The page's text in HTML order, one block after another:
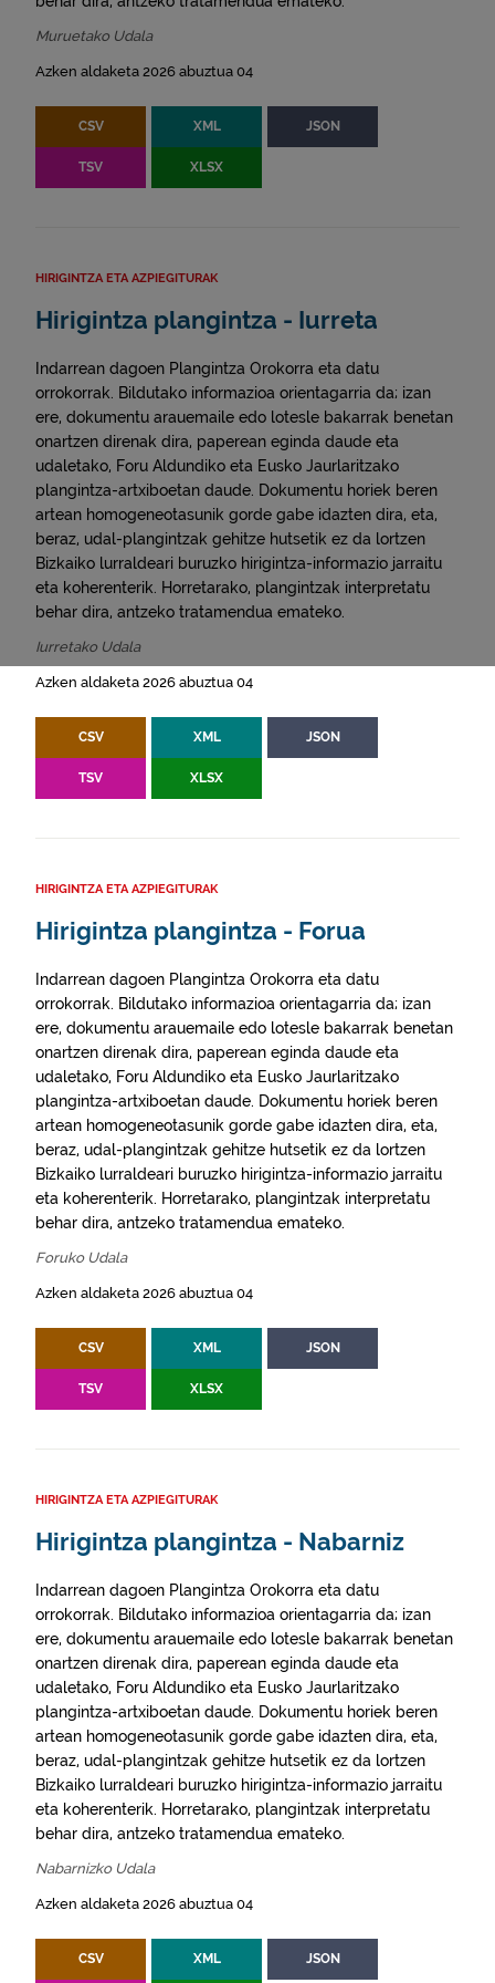
Muruetako Udala
Azken aldaketa 2026 abuztua 04
CSV XML JSON
TSV XLSX
HIRIGINTZA ETA AZPIEGITURAK
Hirigintza plangintza - Iurreta
Indarrean dagoen Plangintza Orokorra eta datu
orrokorrak. Bildutako informazioa orientagarria da; izan
ere, dokumentu arauemaile edo lotesle bakarrak benetan
onartzen direnak dira, paperean eginda daude eta
udaletako, Foru Aldundiko eta Eusko Jaurlaritzako
plangintza-artxiboetan daude. Dokumentu horiek beren
artean homogeneotasunik gorde gabe idazten dira, eta,
beraz, udal-plangintzak gehitze hutsetik ez da lortzen
Bizkaiko lurraldeari buruzko hirigintza-informazio jarraitu
eta koherenterik. Horretarako, plangintzak interpretatu
behar dira, antzeko tratamendua emateko.
Iurretako Udala
Azken aldaketa 2026 abuztua 04
CSV XML JSON
TSV XLSX
HIRIGINTZA ETA AZPIEGITURAK
Hirigintza plangintza - Forua
Indarrean dagoen Plangintza Orokorra eta datu
orrokorrak. Bildutako informazioa orientagarria da; izan
ere, dokumentu arauemaile edo lotesle bakarrak benetan
onartzen direnak dira, paperean eginda daude eta
udaletako, Foru Aldundiko eta Eusko Jaurlaritzako
plangintza-artxiboetan daude. Dokumentu horiek beren
artean homogeneotasunik gorde gabe idazten dira, eta,
beraz, udal-plangintzak gehitze hutsetik ez da lortzen
Bizkaiko lurraldeari buruzko hirigintza-informazio jarraitu
eta koherenterik. Horretarako, plangintzak interpretatu
behar dira, antzeko tratamendua emateko.
Foruko Udala
Azken aldaketa 2026 abuztua 04
CSV XML JSON
TSV XLSX
HIRIGINTZA ETA AZPIEGITURAK
Hirigintza plangintza - Nabarniz
Indarrean dagoen Plangintza Orokorra eta datu
orrokorrak. Bildutako informazioa orientagarria da; izan
ere, dokumentu arauemaile edo lotesle bakarrak benetan
onartzen direnak dira, paperean eginda daude eta
udaletako, Foru Aldundiko eta Eusko Jaurlaritzako
plangintza-artxiboetan daude. Dokumentu horiek beren
artean homogeneotasunik gorde gabe idazten dira, eta,
beraz, udal-plangintzak gehitze hutsetik ez da lortzen
Bizkaiko lurraldeari buruzko hirigintza-informazio jarraitu
eta koherenterik. Horretarako, plangintzak interpretatu
behar dira, antzeko tratamendua emateko.
Nabarnizko Udala
Azken aldaketa 2026 abuztua 04
CSV XML JSON